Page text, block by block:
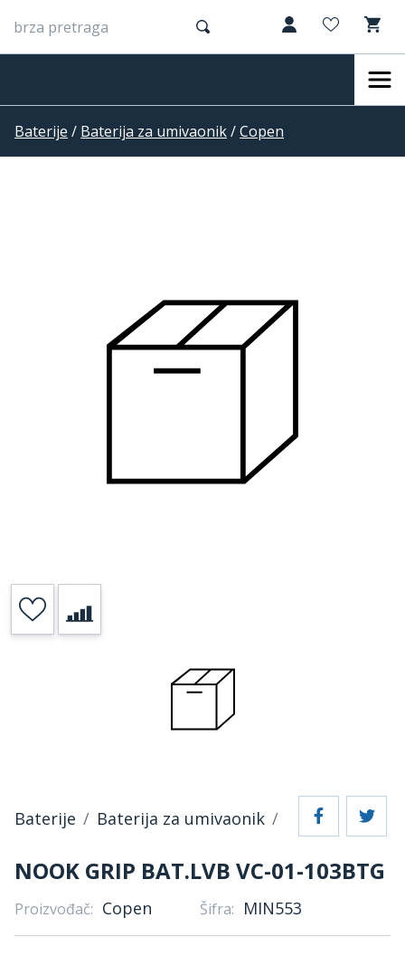
Baterije / Baterija za umivaonik/Copen
Baterije Baterija za umivaonik
NOOK GRIP BAT.LVB VC-01-103BTG
Proizvođač: Copen Šifra: MIN553